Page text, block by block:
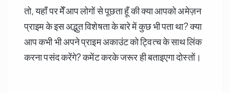
तो, यहाँ पर मेँ आप लोगों से पूछता हूँ की क्या आपको अमेज़न
प्राइम के इस अद्भुत विशेषता के बारे में कुछ भी पता था? क्या
आप कभी भी अपने प्राइम अकाउंट को ट्वित्च के साथ लिंक
करना पसंद करेंगे? कमेंट करके जरूर ही बताइएगा दोस्तों।